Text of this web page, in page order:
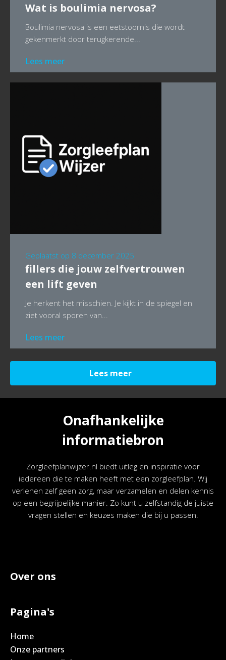
Wat is boulimia nervosa?
Boulimia nervosa is een eetstoornis die wordt
gekenmerkt door terugkerende...
Lees meer
Geplaatst op 8 december 2025
fillers die jouw zelfvertrouwen
een lift geven
Je herkent het misschien. Je kijkt in de spiegel en
ziet vooral sporen van...
Lees meer
Lees meer
Onafhankelijke
informatiebron
Zorgleefplanwijzer.nl biedt uitleg en inspiratie voor
iedereen die te maken heeft met een zorgleefplan. Wij
verlenen zelf geen zorg, maar verzamelen en delen kennis
op een begrijpelijke manier. Zo kunt u zelfstandig de juiste
vragen stellen en keuzes maken die bij u passen.
Over ons
Pagina's
Home
Onze partners